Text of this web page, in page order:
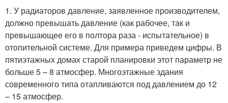
1. У радиаторов давление, заявленное производителем,
должно превышать давление (как рабочее, так и
превышающее его в полтора раза - испытательное) в
отопительной системе. Для примера приведем цифры. В
пятиэтажных домах старой планировки этот параметр не
больше 5 – 8 атмосфер. Многоэтажные здания
современного типа отапливаются под давлением до 12
– 15 атмосфер.